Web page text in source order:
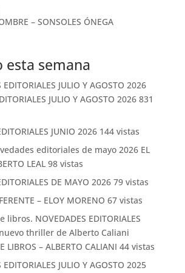
– SONSOLES ÓNEGA
esta semana
JULIO Y AGOSTO 2026 831
JUNIO 2026 144 vistas
EL
LEAL 98 vistas
DE MAYO 2026 79 vistas
– ELOY MORENO 67 vistas
LIBROS – ALBERTO CALIANI 44 vistas